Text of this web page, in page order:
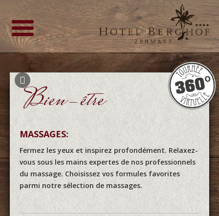
Bien-être
MASSAGES:
Fermez les yeux et inspirez profondément. Relaxez-
vous sous les mains expertes de nos professionnels
du massage. Choisissez vos formules favorites
parmi notre sélection de massages.